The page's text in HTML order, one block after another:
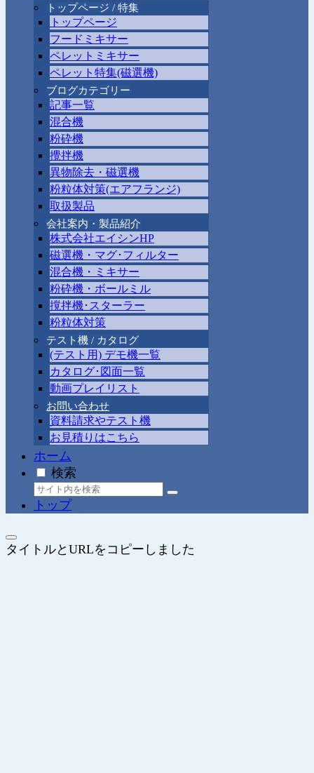
トップページ / 特集
トップページ
フードミキサー
ペレットミキサー
ペレット特集(磁選機)
ブログカテゴリー
記事一覧
混合機
粉砕機
攪拌機
異物除去・磁選機
粉粒体対策(エアフランジ)
取扱製品
会社案内・製品紹介
株式会社エイシンHP
磁選機・マグ･フィルター
混合機・ミキサー
粉砕機・ボールミル
撹拌機･スターラー
粉粒体対策
テスト機 / カタログ
(テスト用) デモ機一覧
カタログ･図面一覧
動画プレイリスト
お問い合わせ
資料請求やテスト機
お見積りはこちら
ホーム
検索
トップ
タイトルとURLをコピーしました